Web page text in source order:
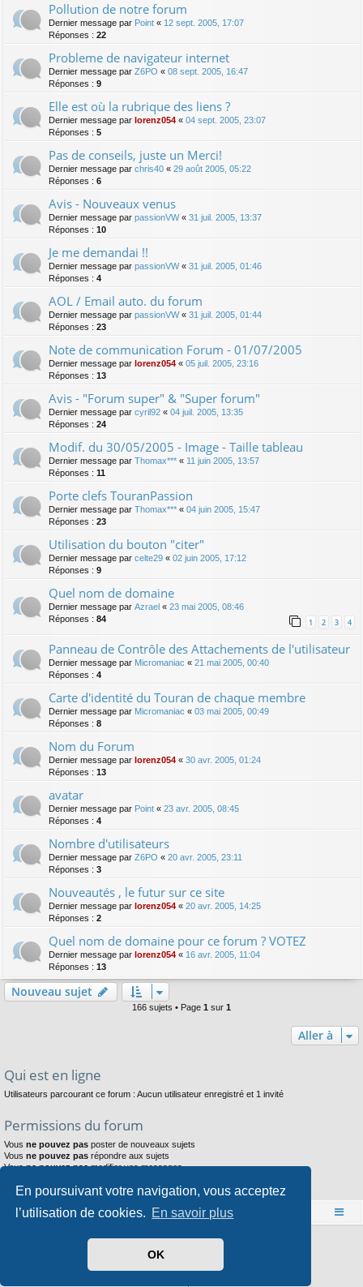
En poursuivant votre navigation, vous acceptez
l’utilisation de cookies. En savoir plus
OK
Pollution de notre forum
Dernier message par Point « 12 sept. 2005, 17:07
Réponses : 22
Probleme de navigateur internet
Dernier message par Z6PO « 08 sept. 2005, 16:47
Réponses : 9
Elle est où la rubrique des liens ?
Dernier message par lorenz054 « 04 sept. 2005, 23:07
Réponses : 5
Pas de conseils, juste un Merci!
Dernier message par chris40 « 29 août 2005, 05:22
Réponses : 6
Avis - Nouveaux venus
Dernier message par passionVW« 31 juil. 2005, 13:37
Réponses : 10
Je me demandai !!
Dernier message par passionVW« 31 juil. 2005, 01:46
Réponses : 4
AOL / Email auto. du forum
Dernier message par passionVW« 31 juil. 2005, 01:44
Réponses : 23
Note de communication Forum - 01/07/2005
Dernier message par lorenz054 « 05 juil. 2005, 23:16
Réponses : 13
Avis - "Forum super" & "Super forum"
Dernier message par cyril92 « 04 juil. 2005, 13:35
Réponses : 24
Modif. du 30/05/2005 - Image - Taille tableau
Dernier message par Thomax*** « 11 juin 2005, 13:57
Réponses : 11
Porte clefs TouranPassion
Dernier message par Thomax*** « 04 juin 2005, 15:47
Réponses : 23
Utilisation du bouton "citer"
Dernier message par celte29 « 02 juin 2005, 17:12
Réponses : 9
Quel nom de domaine
Dernier message par Azrael « 23 mai 2005, 08:46
Réponses : 84 1 2 3 4
Panneau de Contrôle des Attachements de l'utilisateur
Dernier message par Micromaniac « 21 mai 2005, 00:40
Réponses : 4
Carte d'identité du Touran de chaque membre
Dernier message par Micromaniac « 03 mai 2005, 00:49
Réponses : 8
Nom du Forum
Dernier message par lorenz054 « 30 avr. 2005, 01:24
Réponses : 13
avatar
Dernier message par Point « 23 avr. 2005, 08:45
Réponses : 4
Nombre d'utilisateurs
Dernier message par Z6PO « 20 avr. 2005, 23:11
Réponses : 3
Nouveautés , le futur sur ce site
Dernier message par lorenz054 « 20 avr. 2005, 14:25
Réponses : 2
Quel nom de domaine pour ce forum ? VOTEZ
Dernier message par lorenz054 « 16 avr. 2005, 11:04
Réponses : 13
Nouveau sujet
166 sujets • Page 1 sur 1
Aller à
Qui est en ligne
Utilisateurs parcourant ce forum : Aucun utilisateur enregistré et 1 invité
Permissions du forum
Vous ne pouvez pas poster de nouveaux sujets
Vous ne pouvez pas répondre aux sujets
Vousne pouvez pasmodifier vos messages
Vousne pouvez pasjoindre des fichiers
Accueil Index du forum
Développé parphpBB® Forum Software © phpBB Limited
Arty- phpBB 3.3 par MrGaby
phpBB-fr.com